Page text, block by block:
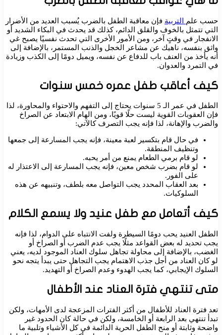
حسب علم التربية فإن معاقبة الطفل بالضرب يُسبب العديد من الأضرار
التي تتمثل بالخوف والقلق الدائم، كذلك قد يحدث في البكاء الشديد أو
الانفجار في وقتٍ آخر، ومن الأمور الأخرى التي تحدث نفسيًا يصبح غي
واثق بنفسه، ناهيك عن مشاعر الخجل والذنب المستمر، بالإضافة إلى
أنه يأخذ من العنف باب للدفاع عن نفسه، ويميل دومًا إلى الكذب وزيادة
في التمرد والعدوان.
كيف أعاقب طفل عمره خمس سنوات
الطفل في عمر الـ 5 سنوات يحتاج إلى التفهم والاحتواء والمحاورة، لذا
فإن العقوبات القوية ليست حلًا قويًا، ومن الهام الابتعاد عن الصراخ
والضرب والإهانة، لذا فإنه يجب التصرف كالآتي:
في حال قام بتكسير لعبة معينة، فإنه يجب المسارعة إلى جمعها
وتنظيف المنطقة.
لو قام برمي الطعام يمنع من أمر يحبه.
لو قام بضرب شخص معين، فإنه يجب المسارعة إلى الاعتذار له
على الفور.
بعد العقاب المحدد يجب التواصل معه بلطف، وتنبيهه عن هذه
السلوكيات.
كيف أتعامل مع طفل عنيد ولا يسمع الكلام
الطفل العنيد يحب دومًا السيطرة ولفت الانتباه على الدوام، لذا فإنه
يجب تحديد له بعض القواعد مثلًا يجب عدم الضرب أو الصراخ أو
الغضب، بالإضافة إلى محاولة تجاهل سلوك العناد الموجود لديه، يعني
لو كان العناد من أجل جذب الاهتمام يجب التجاهل حتى يبدأ يتجه نحو
السلوك الإيجابي، كما يجب الهدوء وعدم الصراخ أو التهديد.
متى تنتهي فترة العناد عند الأطفال
تعد فترة العناد للأطفال من أكثر الفترات المزعجة لدى الأمهات، ولكن
تبدأ تنتهي بعد الرابعة أو الخامسة، ولكن في حالة كان الحدود غير
واضحة وثابتة أو منح الطفل الحرية الدائمة في كل الأشياء وتلبية ما